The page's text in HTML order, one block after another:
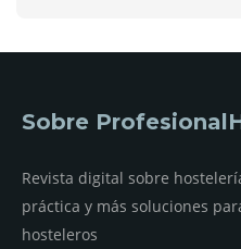
Sobre
Revista digital sobre
práctica y más soluciones
hosteleros